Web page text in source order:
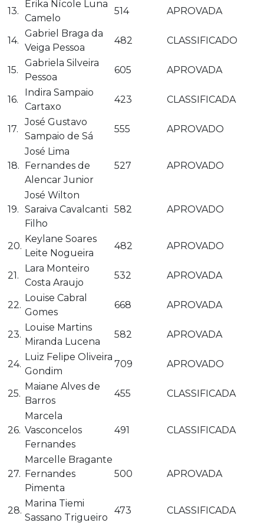
13.
Erika Nícole Luna
Camelo
514 APROVADA
14.
Gabriel Braga da
Veiga Pessoa
482 CLASSIFICADO
15.
Gabriela Silveira
Pessoa
605 APROVADA
16.
Indira Sampaio
Cartaxo
423 CLASSIFICADA
17.
José Gustavo
Sampaio de Sá
555 APROVADO
18.
José Lima
Fernandes de
Alencar Junior
527 APROVADO
19.
José Wilton
Saraiva Cavalcanti
Filho
582 APROVADO
20.
Keylane Soares
Leite Nogueira
482 APROVADO
21.
Lara Monteiro
Costa Araujo
532 APROVADA
22.
Louise Cabral
Gomes
668 APROVADA
23.
Louise Martins
Miranda Lucena
582 APROVADA
24.
Luiz Felipe Oliveira
Gondim
709 APROVADO
25.
Maiane Alves de
Barros
455 CLASSIFICADA
26.
Marcela
Vasconcelos
Fernandes
491 CLASSIFICADA
27.
Marcelle Bragante
Fernandes
Pimenta
500 APROVADA
28.
Marina Tiemi
Sassano Trigueiro
473 CLASSIFICADA